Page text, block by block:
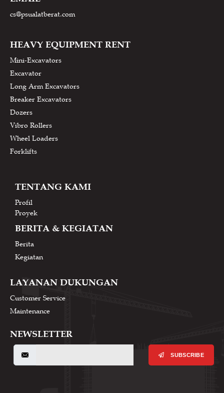
cs@psualatberat.com
HEAVY EQUIPMENT RENT
Mini-Excavators
Excavator
Long Arm Excavators
Breaker Excavators
Dozers
Vibro Rollers
Wheel Loaders
Forklifts
TENTANG KAMI
Profil
Proyek
BERITA & KEGIATAN
Berita
Kegiatan
LAYANAN DUKUNGAN
Customer Service
Maintenance
NEWSLETTER
SUBSCRIBE